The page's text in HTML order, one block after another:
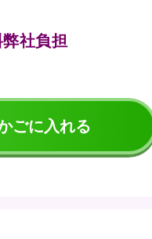
社負担
ごに入れる